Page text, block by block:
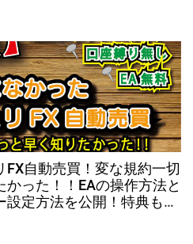
FX自動売買！変な規約一切
った！！EAの操作方法と
定方法を公開！特典も有